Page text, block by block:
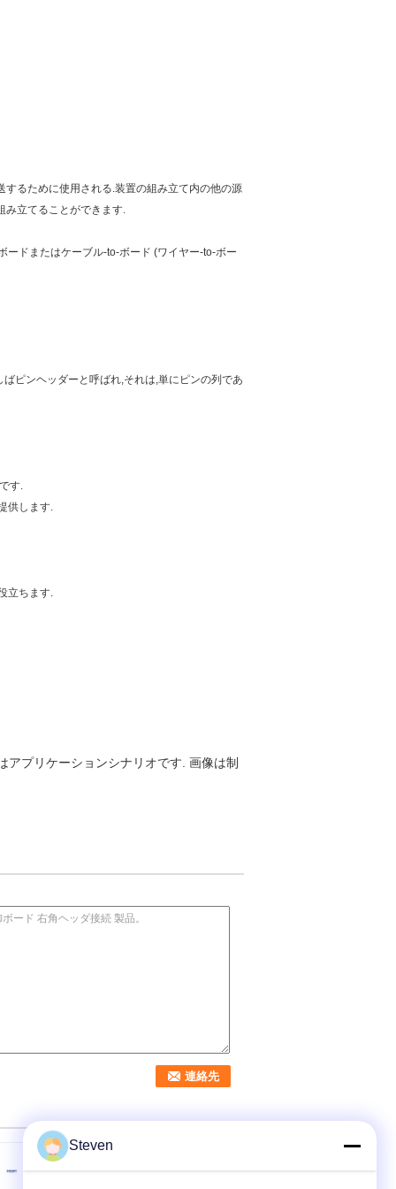
るために使用される.装置の組み立て内の他の源
み立てることができます.
ドまたはケーブル-to-ボード (ワイヤー-to-ボー
ピンヘッダーと呼ばれ,それは,単にピンの列であ
す.
供します.
立ちます.
プリケーションシナリオです. 画像は制
Steven